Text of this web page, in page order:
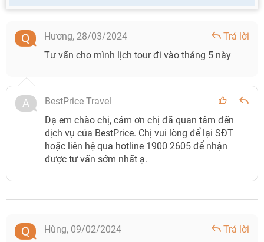
Hương, 28/03/2024
Trả lời
Tư vấn cho mình lịch tour đi vào tháng 5 này
BestPrice Travel
Dạ em chào chị, cảm ơn chị đã quan tâm đến
dịch vụ của BestPrice. Chị vui lòng để lại SĐT
hoặc liên hệ qua hotline 1900 2605 để nhận
được tư vấn sớm nhất ạ.
Hùng, 09/02/2024
Trả lời